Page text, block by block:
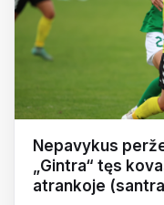
Nepavykus
„Gintra“ tęs
atrankoje